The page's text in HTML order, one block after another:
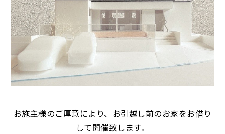
お施主様のご厚意により、お引越し前のお家をお借り
して開催致します。